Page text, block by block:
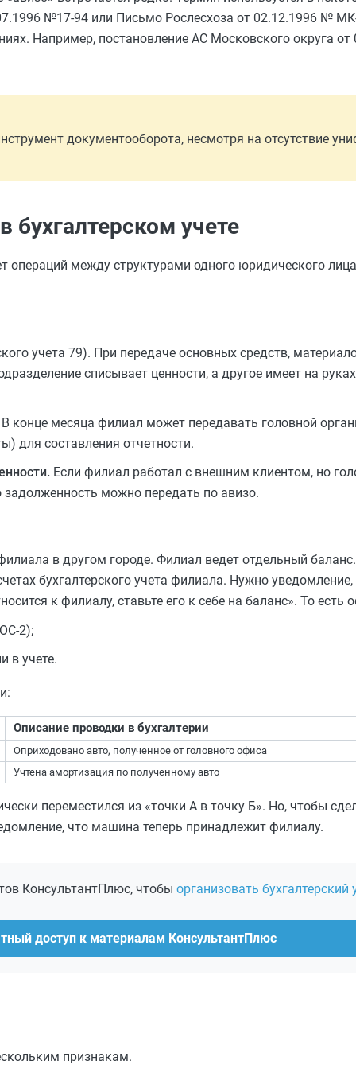
№17-94 или Письмо Рослесхоза от 02.12.1996 №
Например, постановление АС Московского округа
документооборота, несмотря на отсутствие
бухгалтерском учете
операций между структурами одного юридического
учета 79). При передаче основных средств,
списывает ценности, а другое имеет на
конце месяца филиал может передавать головной
для составления отчетности.
Если филиал работал с внешним клиентом, но
можно передать по авизо.
в другом городе. Филиал ведет отдельный
бухгалтерского учета филиала. Нужно
к филиалу, ставьте его к себе на баланс». То
2);
в учете.
Описание проводки в бухгалтерии
Оприходовано авто, полученное от головного офиса
Учтена амортизация по полученному авто
переместился из «точки А в точку Б». Но, чтобы
что машина теперь принадлежит филиалу.
КонсультантПлюс, чтобы организовать
доступ к материалам КонсультантПлюс
признакам.